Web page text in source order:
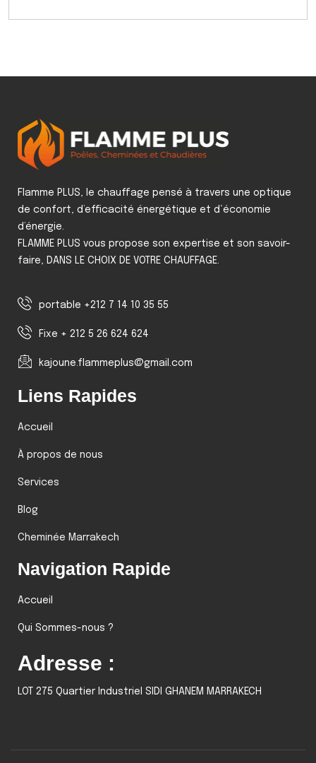
Flamme PLUS, le chauffage pensé à travers une optique
de confort, d’efficacité énergétique et d‘économie
d’énergie.
FLAMME PLUS vous propose son expertise et son savoir-
faire, DANS LE CHOIX DE VOTRE CHAUFFAGE.
portable +212 7 14 10 35 55
Fixe + 212 5 26 624 624
kajoune.flammeplus@gmail.com
Liens Rapides
Accueil
À propos de nous
Services
Blog
Cheminée Marrakech
Navigation Rapide
Accueil
Qui Sommes-nous ?
Adresse :
LOT 275 Quartier Industriel SIDI GHANEM MARRAKECH